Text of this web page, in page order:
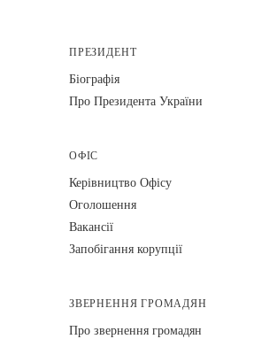
ПРЕЗИДЕНТ
Біографія
Про Президента України
ОФІС
Керівництво Офісу
Оголошення
Вакансії
Запобігання корупції
ЗВЕРНЕННЯ ГРОМАДЯН
Про звернення громадян